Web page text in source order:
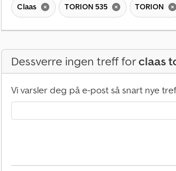
Claas TORION 535 TORION
Dessverre ingen treff forclaas
Vi varsler deg på e-post så snart nye